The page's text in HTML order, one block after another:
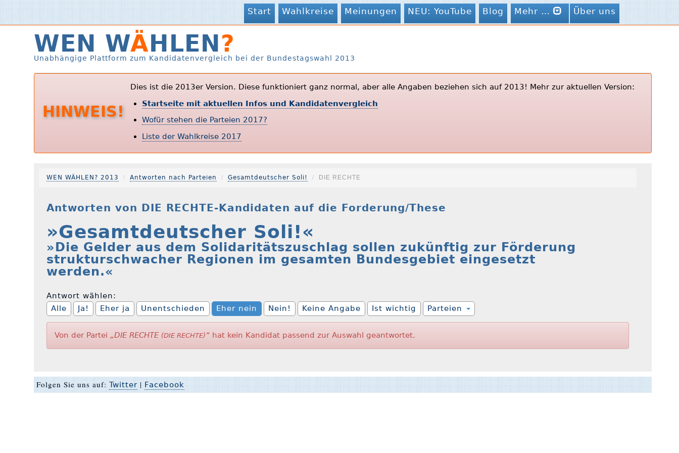
Start Wahlkreise Meinungen NEU: YouTube Blog Mehr … Über uns
WEN WÄHLEN?
Unabhängige Plattform zum Kandidatenvergleich bei der Bundestagswahl 2013
HINWEIS!
Dies ist die 2013er Version. Diese funktioniert ganz normal, aber alle Angaben beziehen sich auf 2013! Mehr zur aktuellen Version:
Startseite mit aktuellen Infos und Kandidatenvergleich
Wofür stehen die Parteien 2017?
Liste der Wahlkreise 2017
WEN WÄHLEN? 2013 Antworten nach Parteien Gesamtdeutscher Soli! DIE RECHTE
Antworten von DIE RECHTE-Kandidaten auf die Forderung/These
»Gesamtdeutscher Soli!«
»Die Gelder aus dem Solidaritätszuschlag sollen zukünftig zur Förderung
strukturschwacher Regionen im gesamten Bundesgebiet eingesetzt
werden.«
Antwort wählen:
Alle
Ja! Eher ja Unentschieden Eher nein Nein! Keine Angabe Ist wichtig Parteien
Von der Partei „DIE RECHTE (DIE RECHTE) “ hat kein Kandidat passend zur Auswahl geantwortet.
Folgen Sie uns auf:Twitter | Facebook